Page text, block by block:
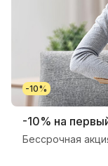
-10%
-10% на
Бессрочная